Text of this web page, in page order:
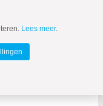
MENU
Lees meer.